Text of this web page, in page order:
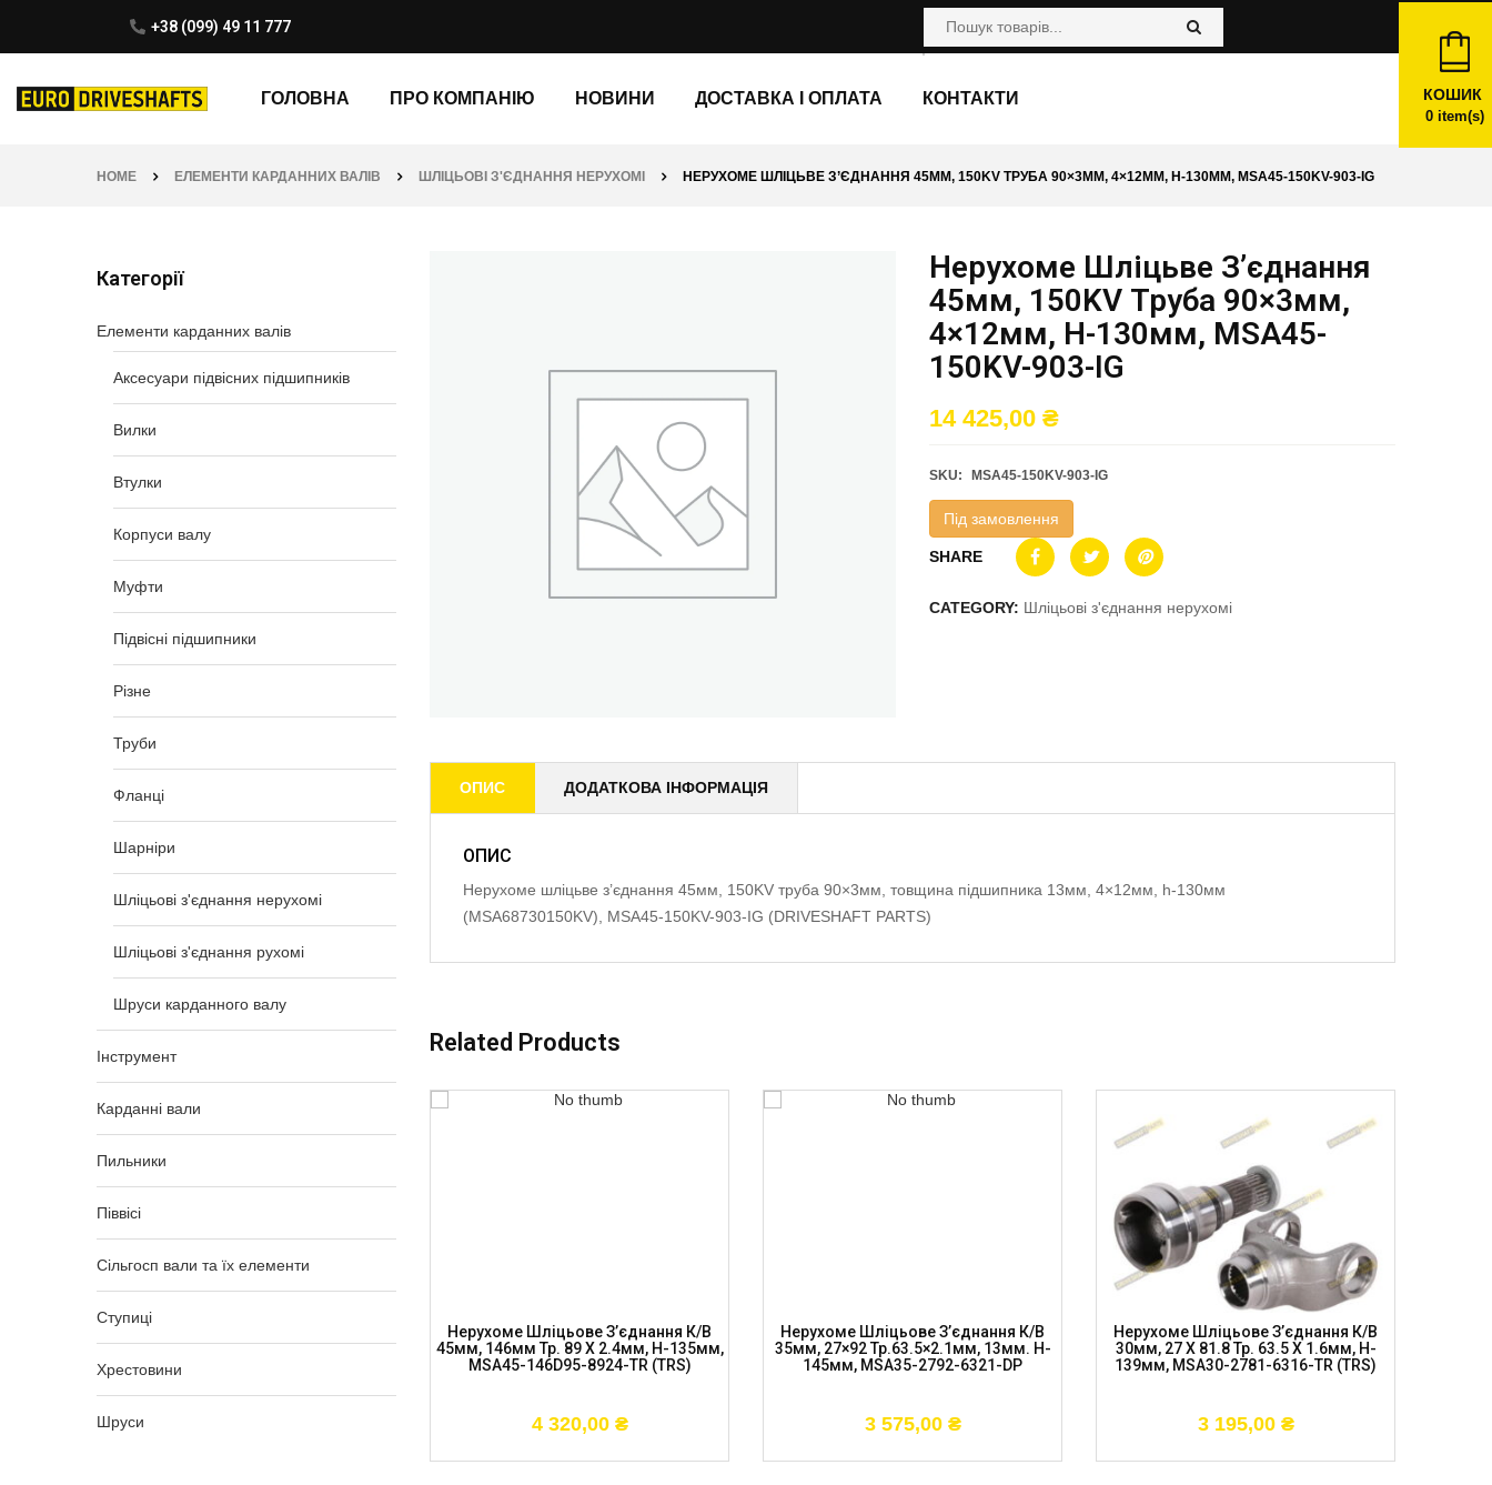
+38 (099) 49 11 777
ГОЛОВНА ПРО КОМПАНІЮ НОВИНИ ДОСТАВКА І ОПЛАТА КОНТАКТИ КОШИК
0item(s)
HOME ЕЛЕМЕНТИ КАРДАННИХ ВАЛІВ ШЛІЦЬОВІ З'ЄДНАННЯ НЕРУХОМІ НЕРУХОМЕ ШЛІЦЬВЕ З’ЄДНАННЯ 45ММ, 150KV ТРУБА 90×3ММ, 4×12ММ, H-130ММ, MSA45-150KV-903-IG
Категорії
Елементи карданних валів
Аксесуари підвісних підшипників
Вилки
Втулки
Корпуси валу
Муфти
Підвісні підшипники
Різне
Труби
Фланці
Шарніри
Шліцьові з'єднання нерухомі
Шліцьові з'єднання рухомі
Шруси карданного валу
Інструмент
Карданні вали
Пильники
Піввісі
Сільгосп вали та їх елементи
Ступиці
Хрестовини
Шруси
Нерухоме Шліцьве З’єднання
45мм, 150KV Труба 90×3мм,
4×12мм, H-130мм, MSA45-
150KV-903-IG
14 425,00 ₴
SKU: MSA45-150KV-903-IG
Під замовлення
SHARE
CATEGORY: Шліцьові з'єднання нерухомі
ОПИС ДОДАТКОВА ІНФОРМАЦІЯ
ОПИС
Нерухоме шліцьве з’єднання 45мм, 150KV труба 90×3мм, товщина підшипника 13мм, 4×12мм, h-130мм
(MSA68730150KV), MSA45-150KV-903-IG (DRIVESHAFT PARTS)
Related Products
Нерухоме Шліцьове З’єднання К/в
30мм, 25×63.8 Тр.60×2мм, Шир.підш.
13мм, H-116мм, MSA30-2563-602-DP
Нерухоме Шліцьове З’єднання К/в
45мм, 146мм Тр. 89 X 2.4мм, H-135мм,
MSA45-146D95-8924-TR (TRS)
4 320,00 ₴
Нерухоме Шліцьове З’єднання К/в
35мм, 27×92 Тр.63.5×2.1мм, 13мм. H-
145мм, MSA35-2792-6321-DP
3 575,00 ₴
Нерухоме Шліцьове З’єднання К/в
30мм, 27 X 81.8 Тр. 63.5 X 1.6мм, H-
139мм, MSA30-2781-6316-TR (TRS)
3 195,00 ₴